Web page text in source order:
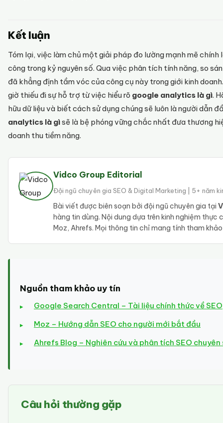
Kết luận
Tóm lại, việc làm chủ một giải pháp đo lường mạnh mẽ
công trong kỷ nguyên số. Qua việc phân tích tính năng, so
đã khẳng định tầm vóc của công cụ này trong giới kinh
giờ thiếu đi sự hỗ trợ từ việc hiểu rõ google analytics là gì.
hữu dữ liệu và biết cách sử dụng chúng sẽ luôn là người dẫn
analytics là gìsẽ là bệ phóng vững chắc nhất đưa thương
doanh thu tiềm năng.
Vidco Group Editorial
Đội ngũ chuyên gia SEO & Digital Marketing | 5+ năm
Bài viết được biên soạn bởi đội ngũ chuyên gia tại
hàng tin dùng. Nội dung dựa trên kinh nghiệm
Moz, Ahrefs. Mọi thông tin chỉ mang tính tham
Nguồn tham khảo uy tín
Google Search Central – Tài liệu chính thức về SEO
Moz – Hướng dẫn SEO cho người mới bắt đầu
Ahrefs Blog – Nghiên cứu và phân tích SEO chuyên
Câu hỏi thường gặp